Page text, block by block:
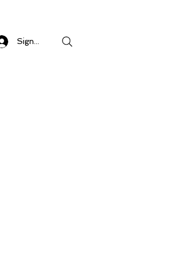
Sign in/ Log in